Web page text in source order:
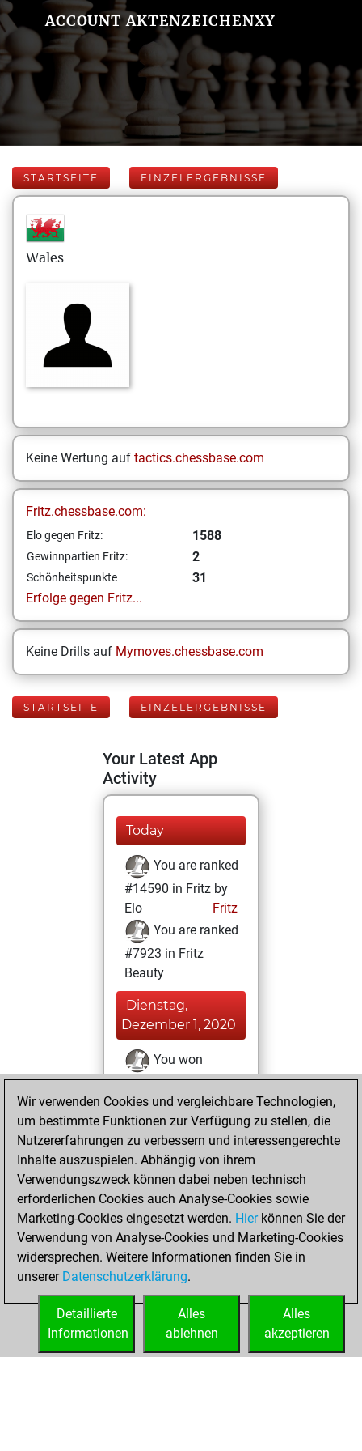
ACCOUNT AKTENZEICHENXY
STARTSEITE EINZELERGEBNISSE
Wales
Keine Wertung auf tactics.chessbase.com
Fritz.chessbase.com:
Elo gegen Fritz: 1588
Gewinnpartien Fritz: 2
Schönheitspunkte
31
Erfolge gegen Fritz...
Keine Drills auf Mymoves.chessbase.com
STARTSEITE EINZELERGEBNISSE
Your Latest App
Activity
Today
You are ranked
#14590 in Fritz by
Elo
Fritz
You are ranked
#7923 in Fritz
Beauty
Dienstag,
Dezember 1, 2020
You won
against Fritz
Fritz
You achieved a
BeautyScore of 31
new Elo of 1588
Dienstag,
November 24,
2020
You created
your Fritz account
Wir verwenden Cookies und vergleichbare Technologien,
um bestimmte Funktionen zur Verfügung zu stellen, die
Nutzererfahrungen zu verbessern und interessengerechte
Inhalte auszuspielen. Abhängig von ihrem
Verwendungszweck können dabei neben technisch
erforderlichen Cookies auch Analyse-Cookies sowie
Marketing-Cookies eingesetzt werden. Hierkönnen Sie der
Verwendung von Analyse-Cookies und Marketing-Cookies
widersprechen. Weitere Informationen finden Sie in
unserer Datenschutzerklärung.
Alles
akzeptieren
Alles
ablehnen
Detaillierte
Informationen